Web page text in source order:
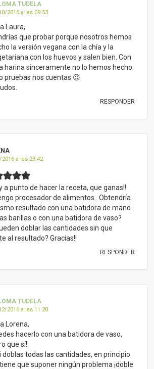
TUDELA
2016 a las 09:53
Laura,
que probar porque nosotros hemos
la versión vegana con la chía y la
con los huevos y salen bien. Con
harina sinceramente no lo hemos hecho.
pruebas nos cuentas 😉
RESPONDER
a las 23:42
a punto de hacer la receta, que ganas!!
procesador de alimentos.. Obtendría
resultado con una batidora de mano
barillas o con una batidora de vaso?
doblar las cantidades sin que
al resultado? Gracias!!
RESPONDER
TUDELA
2016 a las 11:20
Lorena,
hacerlo con una batidora de vaso,
que sí!
doblas todas las cantidades, en principio
que suponer ningún problema ¡doble